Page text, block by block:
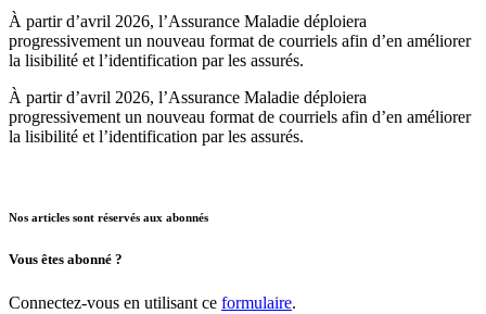
À partir d’avril 2026, l’Assurance Maladie déploiera
progressivement un nouveau format de courriels afin d’en améliorer
la lisibilité et l’identification par les assurés.
À partir d’avril 2026, l’Assurance Maladie déploiera
progressivement un nouveau format de courriels afin d’en améliorer
la lisibilité et l’identification par les assurés.
Nos articles sont réservés aux abonnés
Vous êtes abonné ?
Connectez-vous en utilisant ce formulaire.